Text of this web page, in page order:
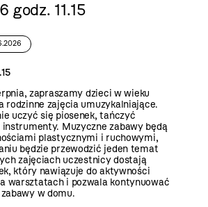
godz. 11.15
zapraszamy dzieci w wieku
rodzinne zajęcia umuzykalniające.
uczyć się piosenek, tańczyć
instrumenty. Muzyczne zabawy będą
plastycznymi i ruchowymi,
będzie przewodzić jeden temat
zajęciach uczestnicy dostają
który nawiązuje do aktywności
warsztatach i pozwala kontynuować
w domu.